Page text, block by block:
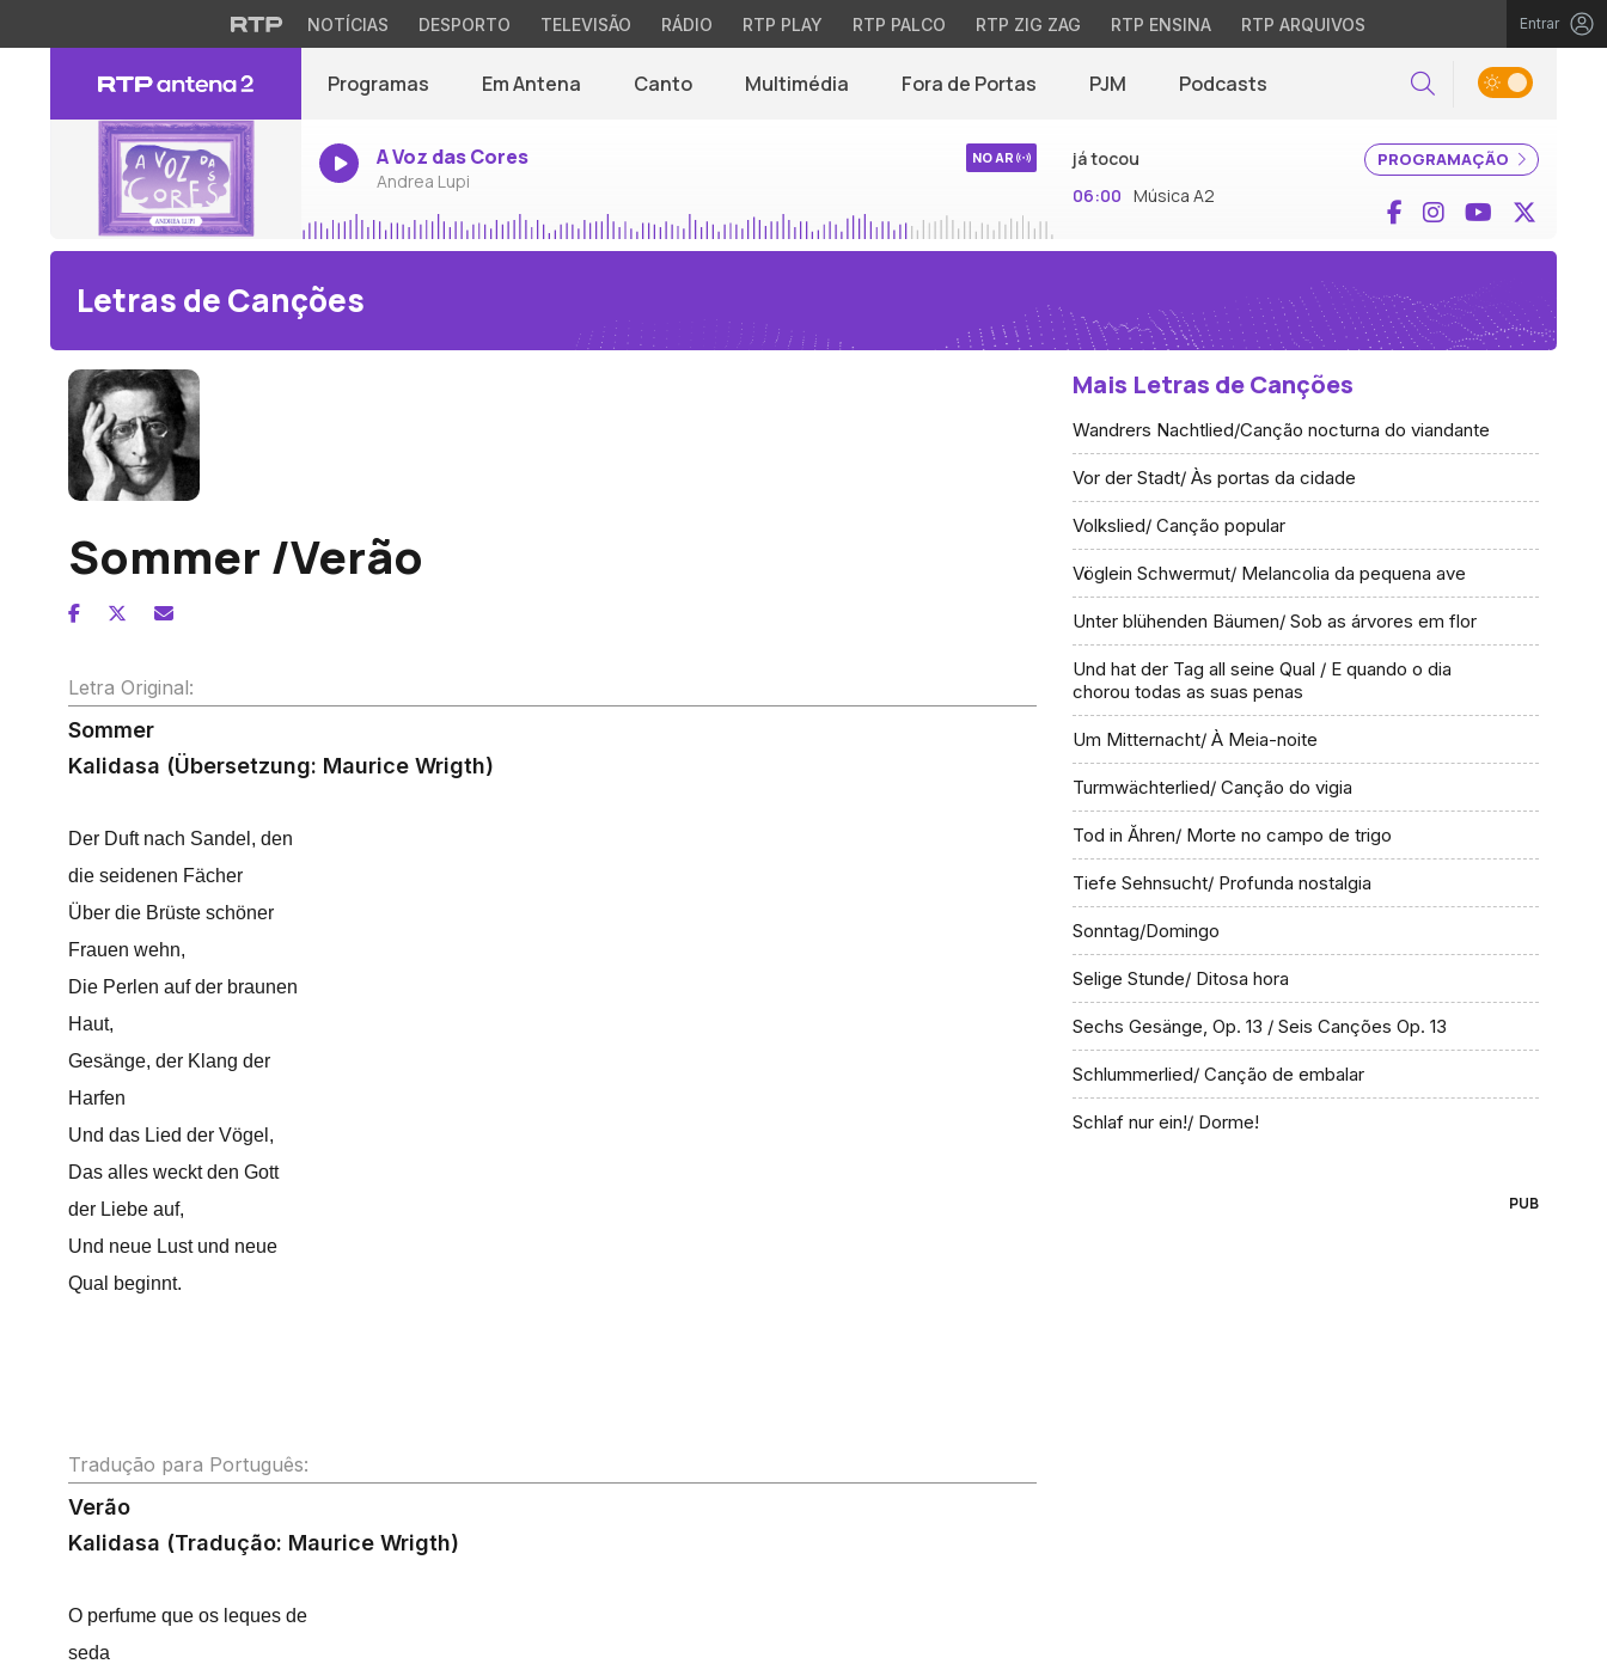
NOTÍCIAS DESPORTO TELEVISÃO RÁDIO RTP PLAY RTP PALCO RTP ZIG ZAG RTP ENSINA RTP ARQUIVOS Entrar
Programas Em Antena Canto Multimédia Fora de Portas PJM Podcasts Pesquisar
A Voz das Cores
Andrea Lupi
NO AR PROGRAMAÇÃO
já tocou
06:00 Música A2 Facebook
InstagramYouTube
Letras de Canções
Sommer /Verão
Letra Original:
Sommer
Kalidasa (Übersetzung: Maurice Wrigth)
Der Duft nach Sandel, den
die seidenen Fächer
Über die Brüste schöner
Frauen wehn,
Die Perlen auf der braunen
Haut,
Gesänge, der Klang der
Harfen
Und das Lied der Vögel,
Das alles weckt den Gott
der Liebe auf,
Und neue Lust und neue
Qual beginnt.
Tradução para Português:
Verão
Kalidasa (Tradução: Maurice Wrigth)
O perfume que os leques de
seda
Mais Letras de Canções
Wandrers Nachtlied/Canção nocturna do viandante
Vor der Stadt/ Às portas da cidade
Volkslied/ Canção popular
Vöglein Schwermut/ Melancolia da pequena ave
Unter blühenden Bäumen/ Sob as árvores em flor
Und hat der Tag all seine Qual / E quando o dia
chorou todas as suas penas
Um Mitternacht/ À Meia-noite
Turmwächterlied/ Canção do vigia
Tod in Ăhren/ Morte no campo de trigo
Tiefe Sehnsucht/ Profunda nostalgia
Sonntag/Domingo
Selige Stunde/ Ditosa hora
Sechs Gesänge, Op. 13 / Seis Canções Op. 13
Schlummerlied/ Canção de embalar
Schlaf nur ein!/ Dorme!
PUB